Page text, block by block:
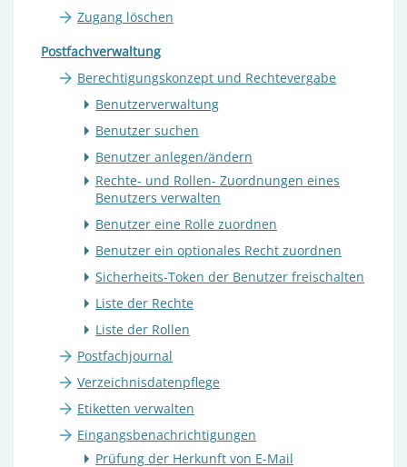
Zugang löschen
Postfachverwaltung
Berechtigungskonzept und Rechtevergabe
Benutzerverwaltung
Benutzer suchen
Benutzer anlegen/ändern
Rechte- und Rollen- Zuordnungen eines
Benutzers verwalten
Benutzer eine Rolle zuordnen
Benutzer ein optionales Recht zuordnen
Sicherheits-Token der Benutzer freischalten
Liste der Rechte
Liste der Rollen
Postfachjournal
Verzeichnisdatenpflege
Etiketten verwalten
Eingangsbenachrichtigungen
Prüfung der Herkunft von E-Mail